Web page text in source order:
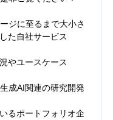
ジに至るまで大小さ
た自社サービス
やユースケース
成AI関連の研究開発
るポートフォリオ企